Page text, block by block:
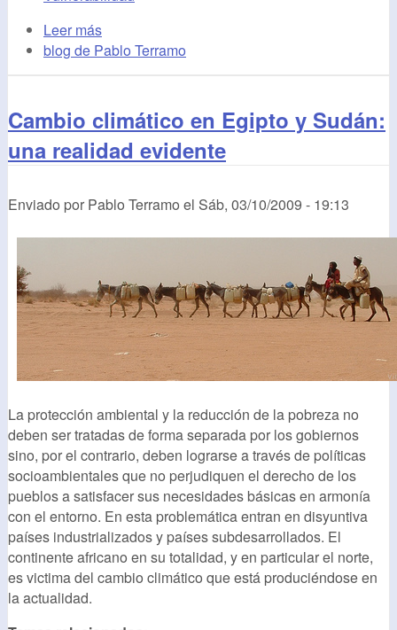
Leer más
blog de Pablo Terramo
Cambio climático en Egipto y Sudán:
una realidad evidente
Enviado por Pablo Terramo el Sáb, 03/10/2009 - 19:13
La protección ambiental y la reducción de la pobreza no
deben ser tratadas de forma separada por los gobiernos
sino, por el contrario, deben lograrse a través de políticas
socioambientales que no perjudiquen el derecho de los
pueblos a satisfacer sus necesidades básicas en armonía
con el entorno. En esta problemática entran en disyuntiva
países industrializados y países subdesarrollados. El
continente africano en su totalidad, y en particular el norte,
es victima del cambio climático que está produciéndose en
la actualidad.